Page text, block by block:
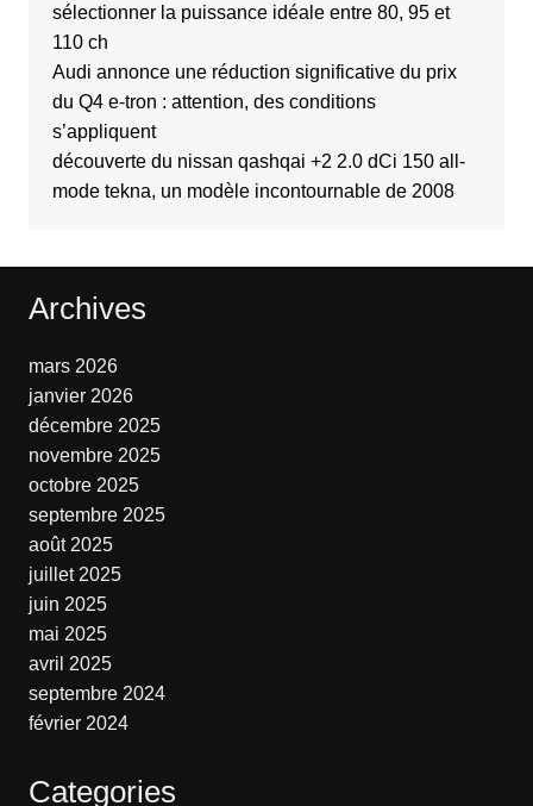
sélectionner la puissance idéale entre 80, 95 et
110 ch
Audi annonce une réduction significative du prix
du Q4 e-tron : attention, des conditions
s’appliquent
découverte du nissan qashqai +2 2.0 dCi 150 all-
mode tekna, un modèle incontournable de 2008
Archives
mars 2026
janvier 2026
décembre 2025
novembre 2025
octobre 2025
septembre 2025
août 2025
juillet 2025
juin 2025
mai 2025
avril 2025
septembre 2024
février 2024
Categories